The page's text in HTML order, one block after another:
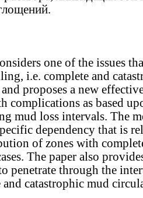
one of the issues
i.e. complete and
proposes a new
complications as based
mud loss intervals. The
dependency that is
of zones with
The paper also
penetrate through the
and catastrophic mud